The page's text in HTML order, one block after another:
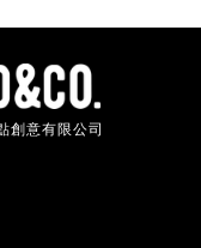
意有限公司